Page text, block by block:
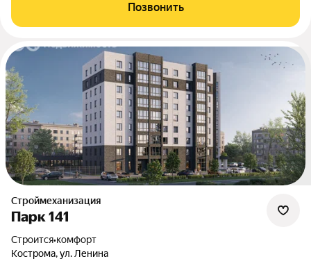
Позвонить
Строймеханизация
Парк 141
Строится•комфорт
Кострома, ул. Ленина